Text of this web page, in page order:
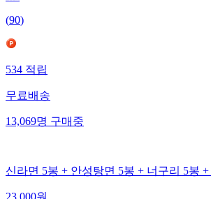
(90)
534 적립
무료배송
13,069명 구매중
신라면 5봉 + 안성탕면 5봉 + 너구리 5봉